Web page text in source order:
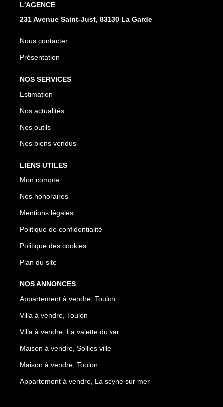
L'AGENCE
231 Avenue Saint-Just, 83130 La Garde
Nous contacter
Présentation
NOS SERVICES
Estimation
Nos actualités
Nos outils
Nos biens vendus
LIENS UTILES
Mon compte
Nos honoraires
Mentions légales
Politique de confidentialité
Politique des cookies
Plan du site
NOS ANNONCES
Appartement à vendre, Toulon
Villa à vendre, Toulon
Villa à vendre, La valette du var
Maison à vendre, Sollies ville
Maison à vendre, Toulon
Appartement à vendre, La seyne sur mer